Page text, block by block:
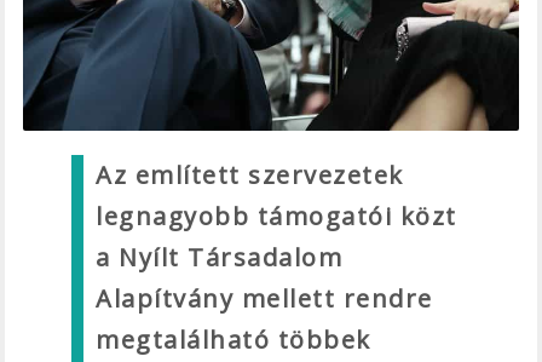
Az említett szervezetek
legnagyobb támogatói közt
a Nyílt Társadalom
Alapítvány mellett rendre
megtalálható többek